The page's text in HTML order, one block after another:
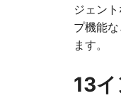
ジェン
プ機能
ます。
13